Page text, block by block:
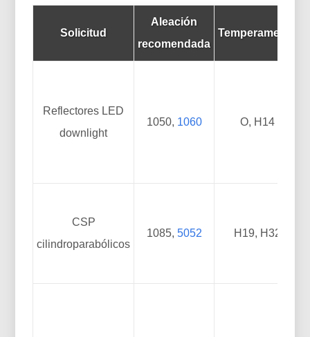
Solicitud
Aleación
recomendada
Temperamento
Reflectores LED
downlight
1050, 1060 O, H14
CSP
cilindroparabólicos
1085, 5052 H19, H32